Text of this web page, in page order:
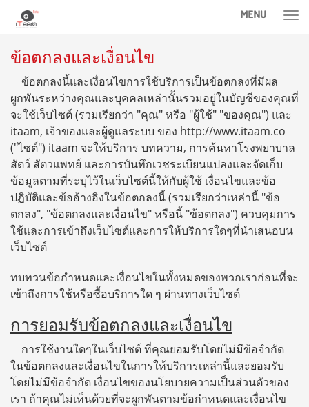
MENU
ข้อตกลงและเงื่อนไข
ข้อตกลงนี้และเงื่อนไขการใช้บริการเป็นข้อตกลงที่มีผล
ผูกพันระหว่างคุณและบุคคลเหล่านั้นรวมอยู่ในบัญชีของคุณที่
จะใช้เว็บไซต์ (รวมเรียกว่า "คุณ" หรือ "ผู้ใช้" "ของคุณ") และ
itaam, เจ้าของและผู้ดูแลระบบ ของ http://www.itaam.co
("ไซต์") itaam จะให้บริการ บทความ, การค้นหาโรงพยาบาล
สัตว์ สัตวแพทย์ และการบันทึกเวชระเบียนแปลงและจัดเก็บ
ข้อมูลตามที่ระบุไว้ในเว็บไซต์นี้ให้กับผู้ใช้ เงื่อนไขและข้อ
ปฏิบัติและข้ออ้างอิงในข้อตกลงนี้ (รวมเรียกว่าเหล่านี้ "ข้อ
ตกลง", "ข้อตกลงและเงื่อนไข" หรือนี้ "ข้อตกลง") ควบคุมการ
ใช้และการเข้าถึงเว็บไซต์และการให้บริการใดๆที่นำเสนอบน
เว็บไซต์
ทบทวนข้อกำหนดและเงื่อนไขในทั้งหมดของพวกเราก่อนที่จะ
เข้าถึงการใช้หรือซื้อบริการใด ๆ ผ่านทางเว็บไซต์
การยอมรับข้อตกลงและเงื่อนไข
การใช้งานใดๆในเว็บไซต์ ที่คุณยอมรับโดยไม่มีข้อจำกัด
ในข้อตกลงและเงื่อนไขในการให้บริการเหล่านี้และยอมรับ
โดยไม่มีข้อจำกัด เงื่อนไขของนโยบายความเป็นส่วนตัวของ
เรา ถ้าคุณไม่เห็นด้วยที่จะผูกพันตามข้อกำหนดและเงื่อนไข